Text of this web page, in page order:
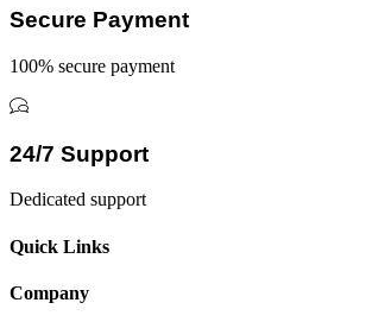
Secure Payment
100% secure payment
24/7 Support
Dedicated support
Quick Links
Company